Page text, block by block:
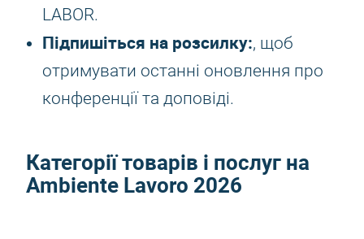
LABOR.
Підпишіться на розсилку:, щоб
отримувати останні оновлення про
конференції та доповіді.
Категорії товарів і послуг на
Ambiente Lavoro 2026